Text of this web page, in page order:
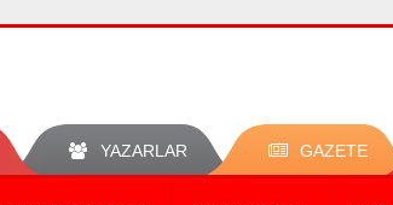
YAZARLAR GAZETE